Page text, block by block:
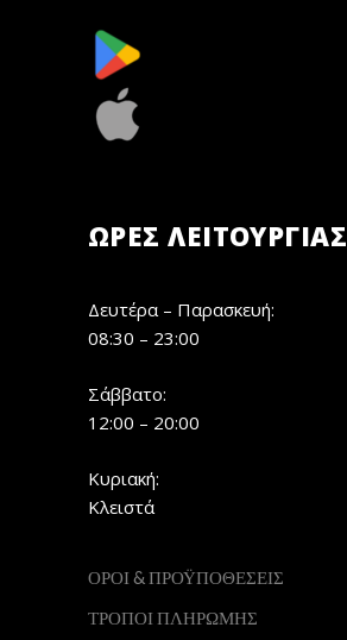
ΏΡΕΣ ΛΕΙΤΟΥΡΓΊΑΣ
Δευτέρα – Παρασκευή:
08:30 – 23:00
Σάββατο:
12:00 – 20:00
Κυριακή:
Κλειστά
ΟΡΟΙ & ΠΡΟΫΠΟΘΕΣΕΙΣ
ΤΡΟΠΟΙ ΠΛΗΡΩΜΗΣ